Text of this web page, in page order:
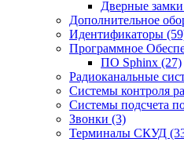
Дверные
Дополнительное
Идентификаторы
Программное
ПО Sphinx (27)
Радиоканальные
Системы контроля
Системы подсчета
Звонки (3)
Терминалы СКУД